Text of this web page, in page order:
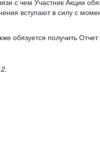
вступают в силу с
обязуется получить